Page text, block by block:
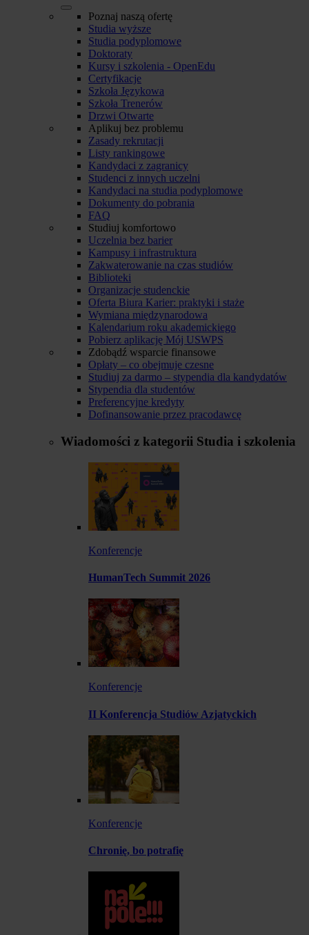
Poznaj naszą ofertę
Studia wyższe
Studia podyplomowe
Doktoraty
Kursy i szkolenia - OpenEdu
Certyfikacje
Szkoła Językowa
Szkoła Trenerów
Drzwi Otwarte
Aplikuj bez problemu
Zasady rekrutacji
Listy rankingowe
Kandydaci z zagranicy
Studenci z innych uczelni
Kandydaci na studia podyplomowe
Dokumenty do pobrania
FAQ
Studiuj komfortowo
Uczelnia bez barier
Kampusy i infrastruktura
Zakwaterowanie na czas studiów
Biblioteki
Organizacje studenckie
Oferta Biura Karier: praktyki i staże
Wymiana międzynarodowa
Kalendarium roku akademickiego
Pobierz aplikację Mój USWPS
Zdobądź wsparcie finansowe
Opłaty – co obejmuje czesne
Studiuj za darmo – stypendia dla kandydatów
Stypendia dla studentów
Preferencyjne kredyty
Dofinansowanie przez pracodawcę
Wiadomości z kategorii Studia i szkolenia
Konferencje
HumanTech Summit 2026
Konferencje
II Konferencja Studiów Azjatyckich
Konferencje
Chronię, bo potrafię